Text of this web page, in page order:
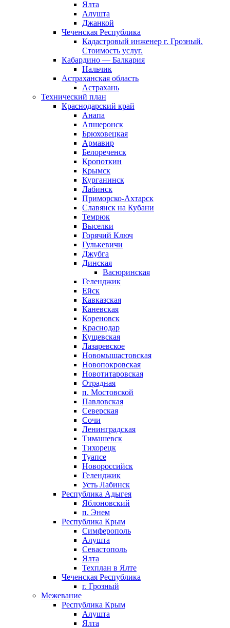
Ялта
Алушта
Джанкой
Чеченская Республика
Кадастровый инженер г. Грозный.
Стоимость услуг.
Кабардино — Балкария
Нальчик
Астраханская область
Астрахань
Технический план
Краснодарский край
Анапа
Апшеронск
Брюховецкая
Армавир
Белореченск
Кропоткин
Крымск
Курганинск
Лабинск
Приморско-Ахтарск
Славянск на Кубани
Темрюк
Выселки
Горячий Ключ
Гулькевичи
Джубга
Динская
Васюринская
Геленджик
Ейск
Кавказская
Каневская
Кореновск
Краснодар
Кущевская
Лазаревское
Новомышастовская
Новопокровская
Новотитаровская
Отрадная
п. Мостовской
Павловская
Северская
Сочи
Ленинградская
Тимашевск
Тихорецк
Туапсе
Новороссийск
Геленджик
Усть Лабинск
Республика Адыгея
Яблоновский
п. Энем
Республика Крым
Симферополь
Алушта
Севастополь
Ялта
Техплан в Ялте
Чеченская Республика
г. Грозный
Межевание
Республика Крым
Алушта
Ялта